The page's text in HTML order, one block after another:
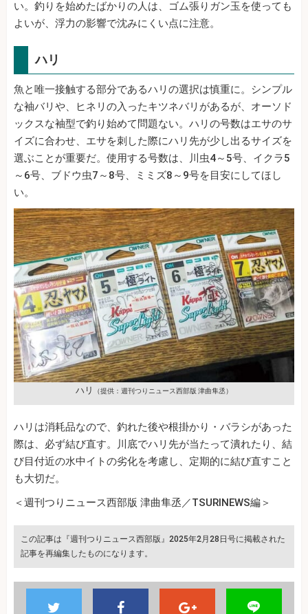
い。釣りを始めたばかりの人は、ゴム張りガン玉を使っても
よいが、浮力の影響で沈みにくい点に注意。
ハリ
魚と唯一接触する部分であるハリの選択は慎重に。シンプル
な袖バリや、ヒネリの入ったキツネバリがあるが、オーソド
ックスな袖型で釣り始めて問題ない。ハリの号数はエサのサ
イズに合わせ、エサを刺した際にハリ先が少し出るサイズを
選ぶことが重要だ。使用する号数は、川虫4～5号、イクラ5
～6号、ブドウ虫7～8号、ミミズ8～9号を目安にしてほし
い。
ハリ （提供：週刊つりニュース西部版 津曲隼丞）
ハリは消耗品なので、釣れた後や根掛かり・バラシがあった
際は、必ず結び直す。川底でハリ先が当たって潰れたり、結
び目付近の水中イトの劣化を考慮し、定期的に結び直すこと
も大切だ。
＜週刊つりニュース西部版 津曲隼丞／TSURINEWS編＞
この記事は『週刊つりニュース西部版』2025年2月28日号に掲載された
記事を再編集したものになります。